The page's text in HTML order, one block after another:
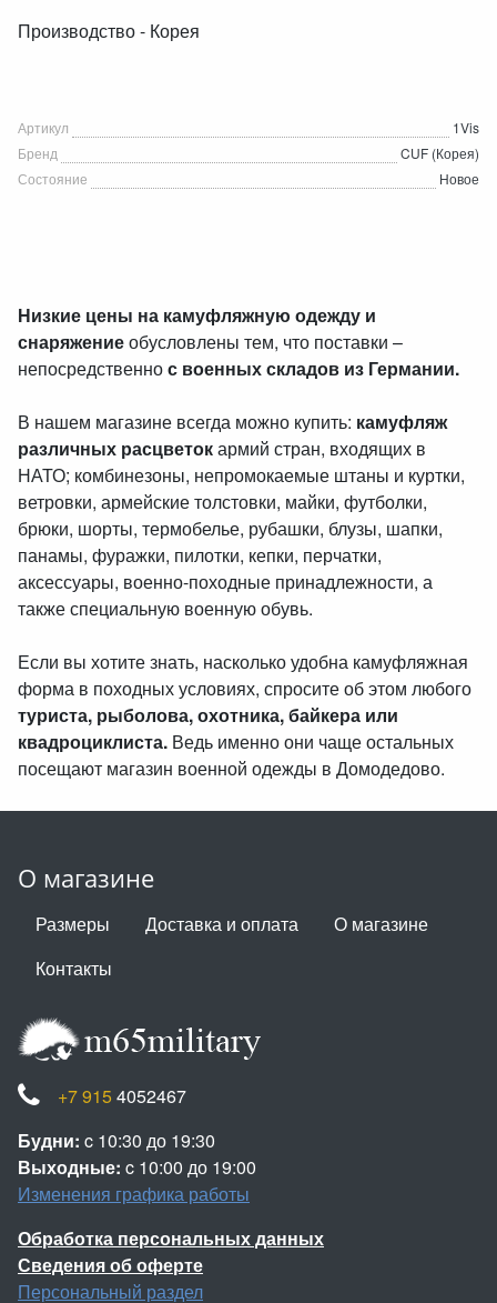
Производство - Корея
Артикул
1Vis
Бренд
CUF (Корея)
Состояние
Новое
Низкие цены на камуфляжную одежду и
снаряжениеобусловлены тем, что поставки –
непосредственнос военных складов из Германии.
В нашем магазине всегда можно купить: камуфляж
различных расцветокармий стран, входящих в
НАТО; комбинезоны, непромокаемые штаны и куртки,
ветровки, армейские толстовки, майки, футболки,
брюки, шорты, термобелье, рубашки, блузы, шапки,
панамы, фуражки, пилотки, кепки, перчатки,
аксессуары, военно-походные принадлежности, а
также специальную военную обувь.
Если вы хотите знать, насколько удобна камуфляжная
форма в походных условиях, спросите об этом любого
туриста, рыболова, охотника, байкера или
квадроциклиста. Ведь именно они чаще остальных
посещают магазин военной одежды в Домодедово.
О магазине
Размеры Доставка и оплата
О магазине
Контакты
+7 915 4052467
Будни: c 10:30 до 19:30
Выходные: c 10:00 до 19:00
Изменения графика работы
Обработка персональных данных
Сведения об оферте
Персональный раздел